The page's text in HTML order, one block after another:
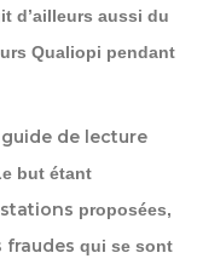
d’ailleurs aussi du
Qualiopi pendant
guide de lecture
but étant
proposées,
fraudes qui se sont